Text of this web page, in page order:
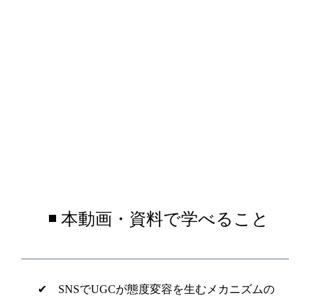
◾️ 本動画・資料で学べること
✔︎ SNSでUGCが態度変容を生むメカニズムの